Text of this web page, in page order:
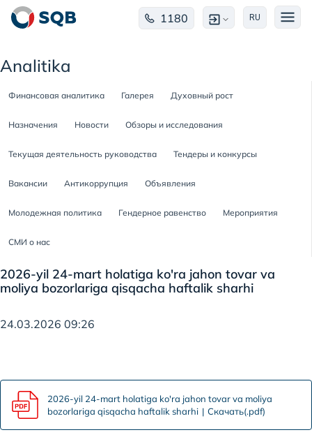
1180 RU
Analitika
Финансовая аналитика Галерея Духовный рост
Назначения Новости Обзоры и исследования
Текущая деятельность руководства Тендеры и конкурсы
Вакансии Антикоррупция Объявления
Молодежная политика Гендерное равенство Мероприятия
СМИ о нас
2026-yil 24-mart holatiga ko'ra jahon tovar va
moliya bozorlariga qisqacha haftalik sharhi
24.03.2026 09:26
2026-yil 24-mart holatiga ko'ra jahon tovar va moliya
bozorlariga qisqacha haftalik sharhi
Скачать(.pdf)